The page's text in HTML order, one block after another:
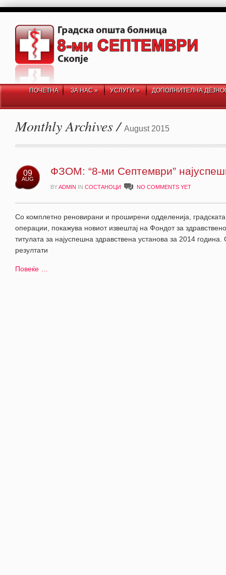
ПОЧЕТНА ЗА НАС» УСЛУГИ» ДОПОЛНИТЕЛНА
Monthly Archives / August 2015
09
AUG
ФЗОМ: “8-ми Септември”
BYADMIN IN СОСТАНОЦИ NO COMMENTS YET
Со комплетно реновирани и проширени одделенија,
операции, покажува новиот извештај на Фондот за
титулата за најуспешна здравствена установа за 2014
резултати
Повеќе …